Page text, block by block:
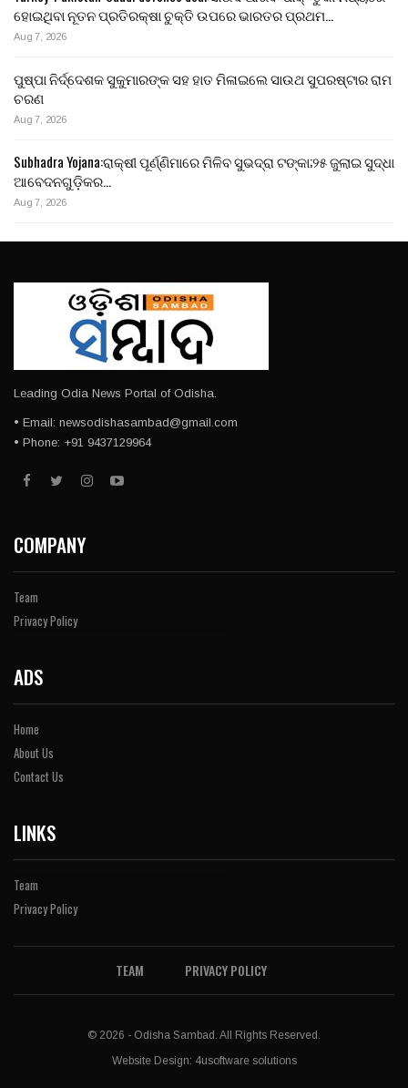
ହୋଇଥିବା ନୂତନ ପ୍ରତିରକ୍ଷା ଚୁକ୍ତି ଉପରେ ଭାରତର ପ୍ରଥମ…
Aug 7, 2026
ପୁଷ୍ପା ନିର୍ଦ୍ଦେଶକ ସୁକୁମାରଙ୍କ ସହ ହାତ ମିଳାଇଲେ ସାଉଥ ସୁପରଷ୍ଟାର ରାମ
ଚରଣ
Aug 7, 2026
Subhadra Yojana:ରାକ୍ଷୀ ପୂର୍ଣ୍ଣିମାରେ ମିଳିବ ସୁଭଦ୍ରା ଟଙ୍କା;୨୫ ଜୁଲାଇ ସୁଦ୍ଧା
ଆବେଦନଗୁଡ଼ିକର…
Aug 7, 2026
Leading Odia News Portal of Odisha.
• Email: newsodishasambad@gmail.com
• Phone: +91 9437129964
COMPANY
Team
Privacy Policy
ADS
Home
About Us
Contact Us
LINKS
Team
Privacy Policy
TEAM PRIVACY POLICY
© 2026 - Odisha Sambad. All Rights Reserved.
Website Design: 4usoftware solutions